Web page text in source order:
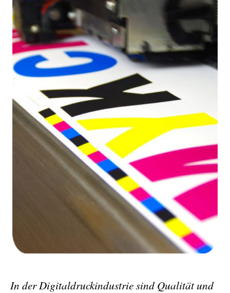
In der Digitaldruckindustrie sind Qualität und